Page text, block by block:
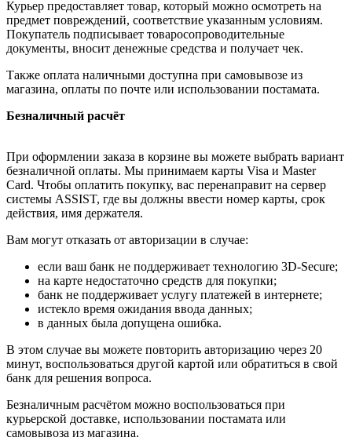
Курьер предоставляет товар, который можно осмотреть на
предмет повреждений, соответствие указанным условиям.
Покупатель подписывает товаросопроводительные
документы, вносит денежные средства и получает чек.
Также оплата наличными доступна при самовывозе из
магазина, оплаты по почте или использовании постамата.
Безналичный расчёт
При оформлении заказа в корзине вы можете выбрать вариант
безналичной оплаты. Мы принимаем карты Visa и Master
Card. Чтобы оплатить покупку, вас перенаправит на сервер
системы ASSIST, где вы должны ввести номер карты, срок
действия, имя держателя.
Вам могут отказать от авторизации в случае:
если ваш банк не поддерживает технологию 3D-Secure;
на карте недостаточно средств для покупки;
банк не поддерживает услугу платежей в интернете;
истекло время ожидания ввода данных;
в данных была допущена ошибка.
В этом случае вы можете повторить авторизацию через 20
минут, воспользоваться другой картой или обратиться в свой
банк для решения вопроса.
Безналичным расчётом можно воспользоваться при
курьерской доставке, использовании постамата или
самовывоза из магазина.